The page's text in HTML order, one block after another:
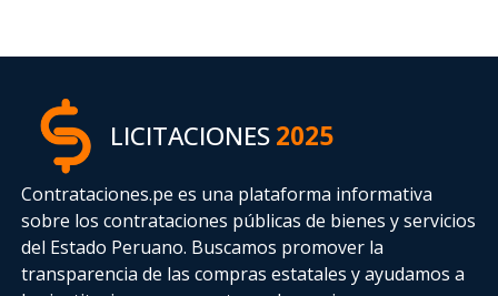
LICITACIONES2025
Contrataciones.pe es una plataforma informativa
sobre los contrataciones públicas de bienes y servicios
del Estado Peruano. Buscamos promover la
transparencia de las compras estatalesy ayudamos a